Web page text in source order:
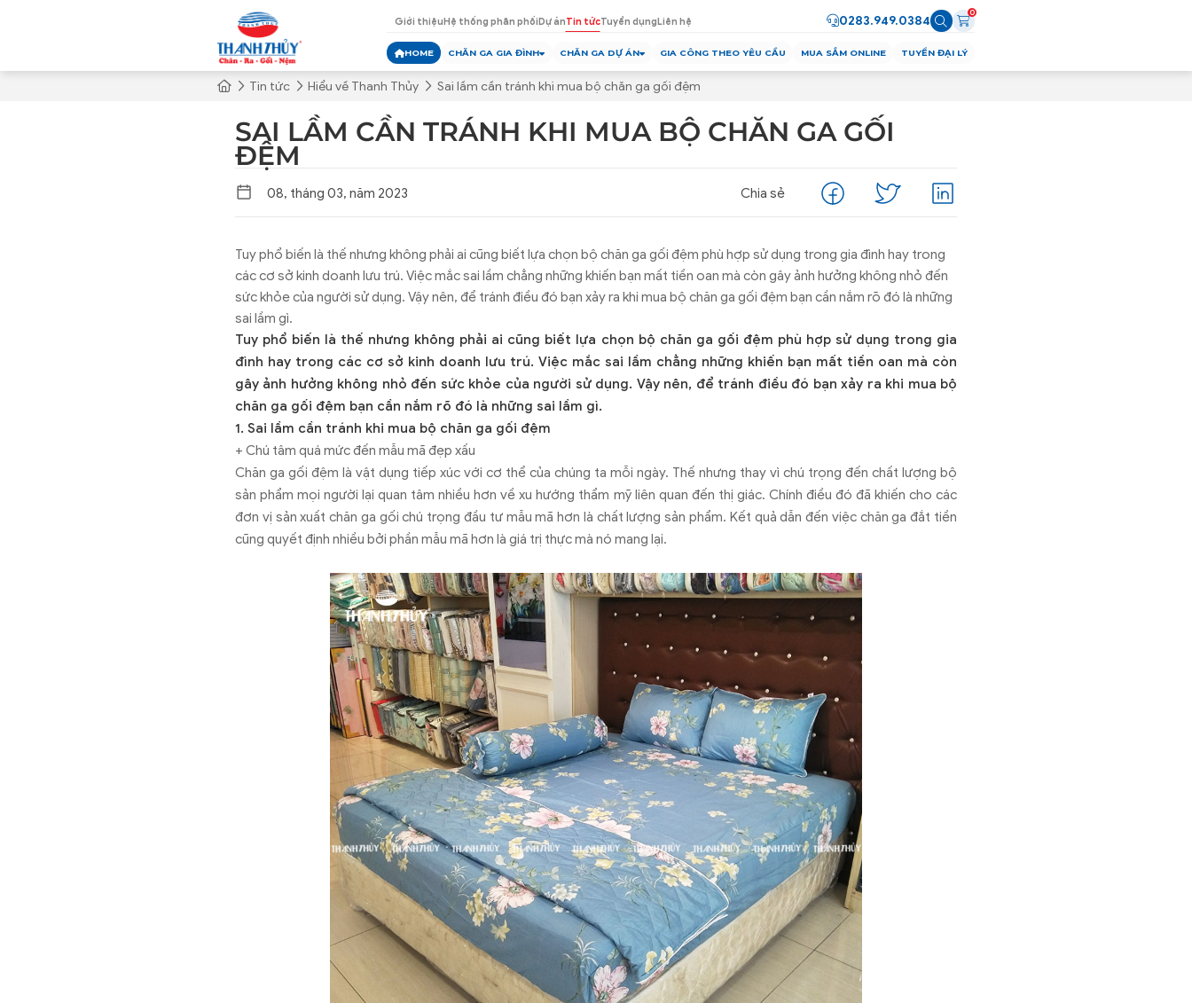
Giới thiệuHệ thống phân phốiDự ánTin tứcTuyển dụngLiên hệ 0283.949.0384
0
HOME CHĂN GA GIA ĐÌNH CHĂN GA DỰ ÁN GIA CÔNG THEO YÊU CẦU MUA SẮM ONLINE TUYỂN ĐẠI LÝ
Tin tức Hiểu về Thanh Thủy Sai lầm cần tránh khi mua bộ chăn ga gối đệm
SAI LẦM CẦN TRÁNH KHI MUA BỘ CHĂN GA GỐI
ĐỆM
08, tháng 03, năm 2023 Chia sẻ
Tuy phổ biến là thế nhưng không phải ai cũng biết lựa chọn bộ chăn ga gối đệm phù hợp sử dụng trong gia đình hay trong
các cơ sở kinh doanh lưu trú. Việc mắc sai lầm chẳng những khiến bạn mất tiền oan mà còn gây ảnh hưởng không nhỏ đến
sức khỏe của người sử dụng. Vậy nên, để tránh điều đó bạn xảy ra khi mua bộ chăn ga gối đệm bạn cần nắm rõ đó là những
sai lầm gì.
Tuy phổ biến là thế nhưng không phải ai cũng biết lựa chọn bộ chăn ga gối đệm phù hợp sử dụng trong gia
đình hay trong các cơ sở kinh doanh lưu trú. Việc mắc sai lầm chẳng những khiến bạn mất tiền oan mà còn
gây ảnh hưởng không nhỏ đến sức khỏe của người sử dụng. Vậy nên, để tránh điều đó bạn xảy ra khi mua bộ
chăn ga gối đệm bạn cần nắm rõ đó là những sai lầm gì.
1. Sai lầm cần tránh khi mua bộ chăn ga gối đệm
+ Chú tâm quá mức đến mẫu mã đẹp xấu
Chăn ga gối đệm là vật dụng tiếp xúc với cơ thể của chúng ta mỗi ngày. Thế nhưng thay vì chú trọng đến chất lượng bộ
sản phẩm mọi người lại quan tâm nhiều hơn về xu hướng thẩm mỹ liên quan đến thị giác. Chính điều đó đã khiến cho các
đơn vị sản xuất chăn ga gối chú trọng đầu tư mẫu mã hơn là chất lượng sản phẩm. Kết quả dẫn đến việc chăn ga đắt tiền
cũng quyết định nhiều bởi phần mẫu mã hơn là giá trị thực mà nó mang lại.